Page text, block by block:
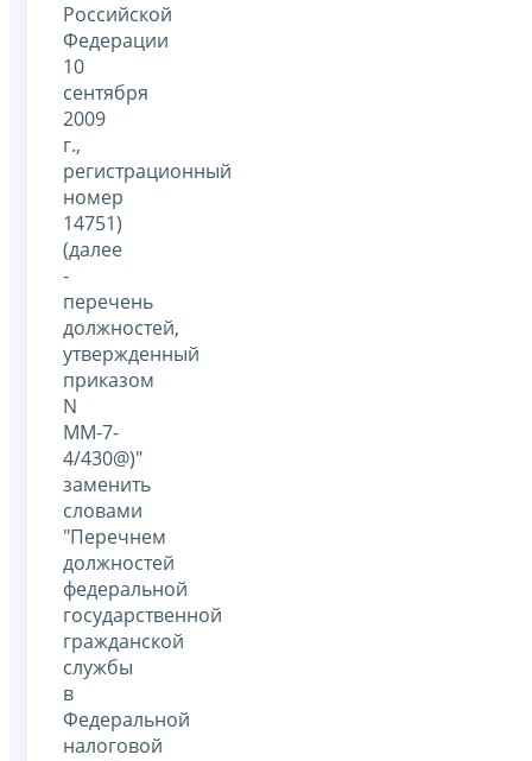
Российской
Федерации
10
сентября
2009
г.,
регистрационный
номер
14751)
(далее
-
перечень
должностей,
утвержденный
приказом
N
ММ-7-
4/430@)"
заменить
словами
"Перечнем
должностей
федеральной
государственной
гражданской
службы
в
Федеральной
налоговой